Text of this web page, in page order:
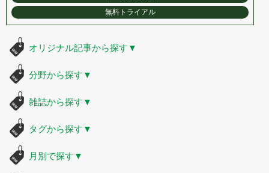
無料トライアル
オリジナル記事から探す ▼
分野から探す ▼
雑誌から探す ▼
タグから探す ▼
月別で探す ▼